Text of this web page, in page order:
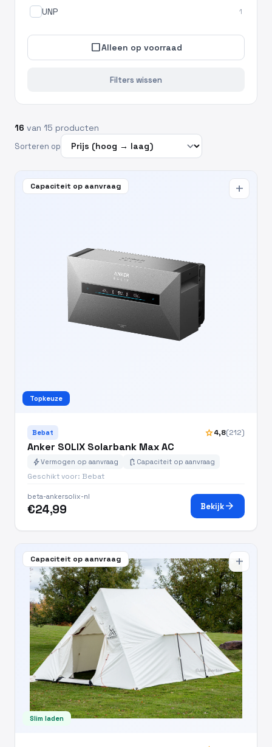
UNP 1
check_box_outline_blankAlleen op voorraad
Filters wissen
16 van 15 producten
Sorteren op
Capaciteit op aanvraag
Topkeuze
add
Bebat star4,8(212)
Anker SOLIX Solarbank Max AC
boltVermogen op aanvraag battery_charging_full Capaciteit op aanvraag
Geschikt voor: Bebat
beta-ankersolix-nl
€24,99 Bekijkarrow_forward
Capaciteit op aanvraag
Slim laden
add